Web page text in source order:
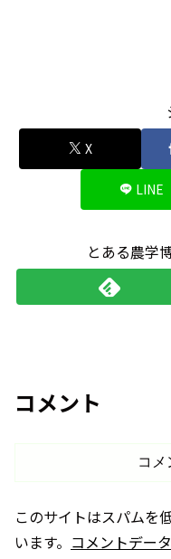
X
LINE
とある農学
コメント
コメ
このサイトはスパムを
います。 コメントデー